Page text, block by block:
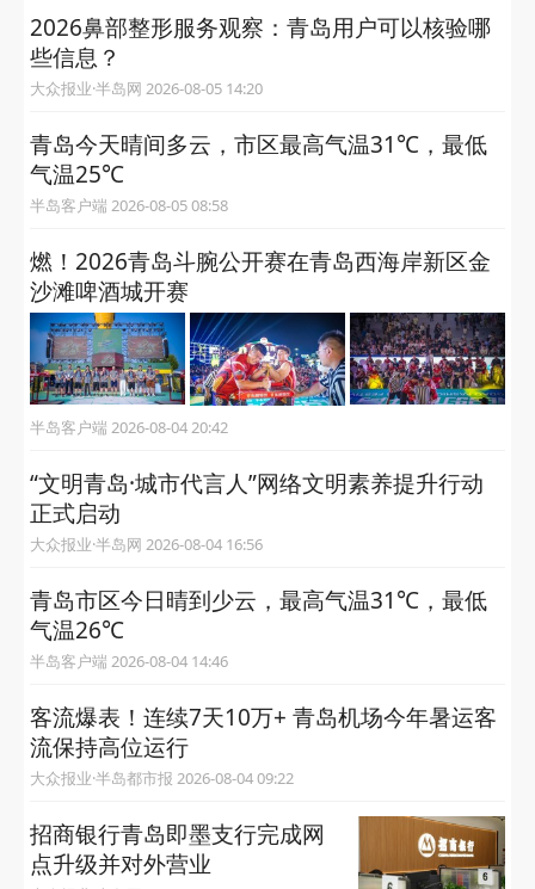
2026鼻部整形服务观察：青岛用户可以核验哪
些信息？
大众报业·半岛网 2026-08-05 14:20
青岛今天晴间多云，市区最高气温31℃，最低
气温25℃
半岛客户端 2026-08-05 08:58
燃！2026青岛斗腕公开赛在青岛西海岸新区金
沙滩啤酒城开赛
半岛客户端 2026-08-04 20:42
“文明青岛·城市代言人”网络文明素养提升行动
正式启动
大众报业·半岛网 2026-08-04 16:56
青岛市区今日晴到少云，最高气温31℃，最低
气温26℃
半岛客户端 2026-08-04 14:46
客流爆表！连续7天10万+ 青岛机场今年暑运客
流保持高位运行
大众报业·半岛都市报 2026-08-04 09:22
招商银行青岛即墨支行完成网
点升级并对外营业